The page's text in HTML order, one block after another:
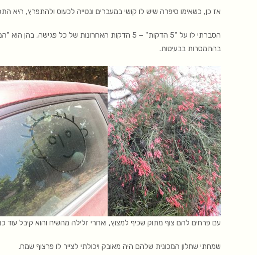
אז כן, כשאימו סיפרה שיש לו קושי במעברים ונטייה לכעוס ולהתפרץ, היא
הסברתי לו על "5 הדקות" – 5 הדקות האחרונות של כל
בהתמסרות בבעיטות.
עם פרחים להם צוף מתוק שכיף למצוץ, ואחרי זלילה מהשיח והוא קיבל עוד
שמחתי שחלון המכונית שלהם היה מאובק ויכולתי לצייר לו פרצוף שמח.